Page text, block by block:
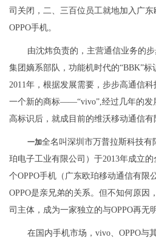
司关闭，二、三百位员工就地加入广
OPPO手机。
由沈炜负责的，主营通信业务的
集团嫡系部队，功能机时代的“BBK”
2011年，根据发展需要，步步高通信
一个新的商标——“vivo”,经过几年的发
高标识后，就成目前的维沃移动通信有
一加全名叫深圳市万普拉斯科技有
珀电子工业有限公司）于2013年成立
个OPPO手机（广东欧珀移动通信有限
OPPO是亲兄弟的关系。但不知何原因
司主体，成为一家独立的与OPPO再无
在国内手机市场，vivo、OPPO与